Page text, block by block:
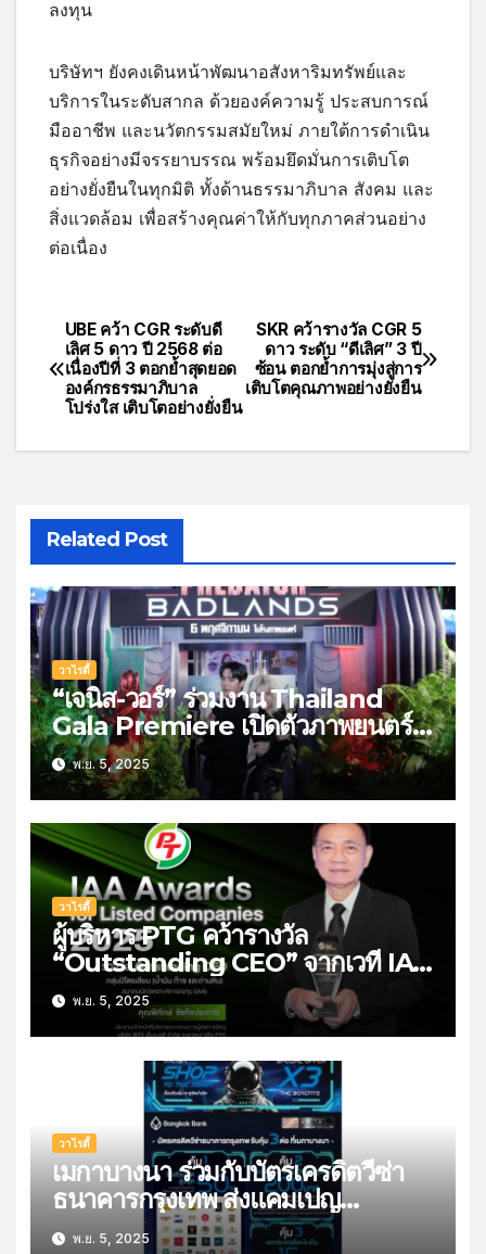
ลงทุน
บริษัทฯ ยังคงเดินหน้าพัฒนาอสังหาริมทรัพย์และ
บริการในระดับสากล ด้วยองค์ความรู้ ประสบการณ์
มืออาชีพ และนวัตกรรมสมัยใหม่ ภายใต้การดำเนิน
ธุรกิจอย่างมีจรรยาบรรณ พร้อมยึดมั่นการเติบโต
อย่างยั่งยืนในทุกมิติ ทั้งด้านธรรมาภิบาล สังคม และ
สิ่งแวดล้อม เพื่อสร้างคุณค่าให้กับทุกภาคส่วนอย่าง
ต่อเนื่อง
SKR คว้ารางวัล CGR 5
ดาว ระดับ “ดีเลิศ” 3 ปี
ซ้อน ตอกย้ำการมุ่งสู่การ
เติบโตคุณภาพอย่างยั่งยืน
UBE คว้า CGR ระดับดี
เลิศ 5 ดาว ปี 2568 ต่อ
เนื่องปีที่ 3 ตอกย้ำสุดยอด
องค์กรธรรมาภิบาล
โปร่งใส เติบโตอย่างยั่งยืน
Related Post
วาไรตี้
“เจนิส-วอร์” ร่วมงาน Thailand
Gala Premiere เปิดตัวภาพยนตร์
Predator: Badlands พรีเด
เตอร์:แดนเถื่อน ชวนไปลุ้นระทึกกับ
การล่าสุดมันในโรงภาพยนตร์ 6
พฤศจิกายนนี้
พ.ย. 5, 2025
วาไรตี้
ผู้บริหาร PTG คว้ารางวัล
“Outstanding CEO” จากเวที IAA
Awards for Listed Companies
2025 สะท้อนความเชื่อมั่นนัก
วิเคราะห์-ผู้จัดการกองทุน
พ.ย. 5, 2025
วาไรตี้
เมกาบางนา ร่วมกับบัตรเครดิตวีซ่า
ธนาคารกรุงเทพ ส่งแคมเปญ
“MEGA SHOP TO THE MOON”
พ.ย. 5, 2025